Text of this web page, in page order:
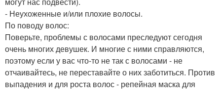
- Неухоженные и/или плохие волосы.
По поводу волос:
Поверьте, проблемы с волосами преследуют сегодня
очень многих девушек. И многие с ними справляются,
поэтому если у вас что-то не так с волосами - не
отчаивайтесь, не переставайте о них заботиться. Против
выпадения и для роста волос - репейная маска для